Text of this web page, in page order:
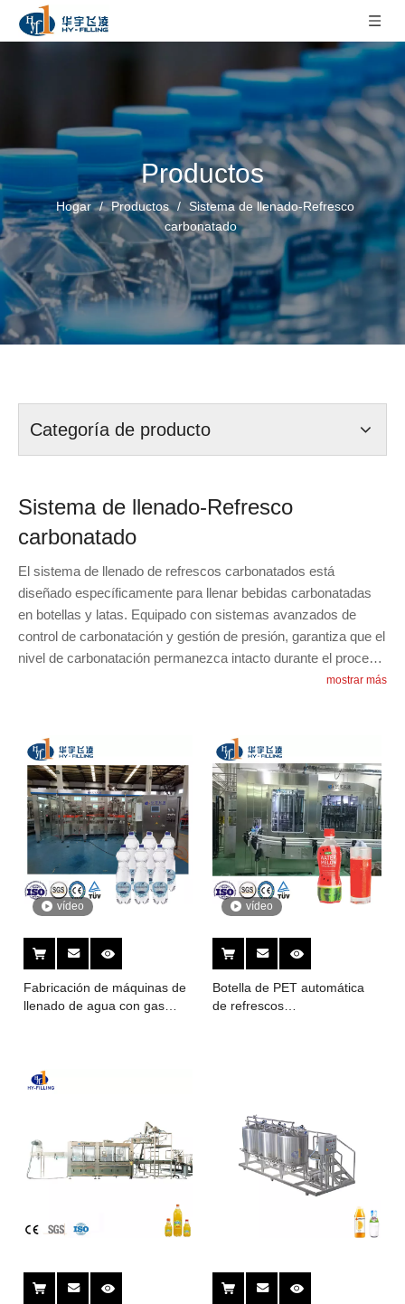
Productos
Hogar / Productos / Sistema de llenado-Refresco
carbonatado
Categoría de producto
Sistema de llenado-Refresco
carbonatado
El sistema de llenado de refrescos carbonatados está
diseñado específicamente para llenar bebidas carbonatadas
en botellas y latas. Equipado con sistemas avanzados de
control de carbonatación y gestión de presión, garantiza que el
nivel de carbonatación permanezca intacto durante el proceso
de llenado. El sistema presenta un rendimiento de alta
la intervención humana y aumenta la eficiencia de la
producción. Es perfecto para fabricantes de refrescos que
buscan precisión y velocidad en sus líneas de producción.
mostrar más
vídeo
Fabricación de máquinas de
llenado de agua con gas
vídeo
Botella de PET automática
de refrescos